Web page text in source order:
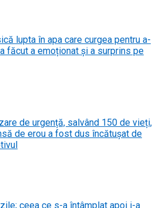
lupta în apa care curgea pentru a-
făcut a emoționat și a surprins pe
de urgență, salvând 150 de vieți,
de erou a fost dus încătușat de
ceea ce s-a întâmplat apoi i-a